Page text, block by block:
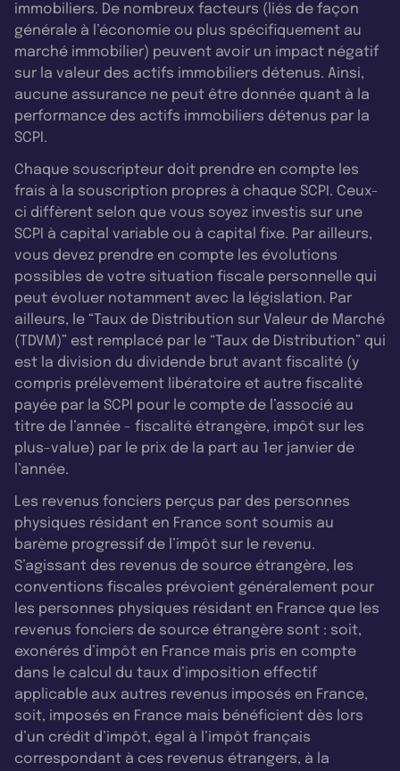
immobiliers. De nombreux facteurs (liés de façon
générale à l’économie ou plus spécifiquement au
marché immobilier) peuvent avoir un impact négatif
sur la valeur des actifs immobiliers détenus. Ainsi,
aucune assurance ne peut être donnée quant à la
performance des actifs immobiliers détenus par la
SCPI.
Chaque souscripteur doit prendre en compte les
frais à la souscription propres à chaque SCPI. Ceux-
ci diffèrent selon que vous soyez investis sur une
SCPI à capital variable ou à capital fixe. Par ailleurs,
vous devez prendre en compte les évolutions
possibles de votre situation fiscale personnelle qui
peut évoluer notamment avec la législation. Par
ailleurs, le “Taux de Distribution sur Valeur de Marché
(TDVM)” est remplacé par le “Taux de Distribution” qui
est la division du dividende brut avant fiscalité (y
compris prélèvement libératoire et autre fiscalité
payée par la SCPI pour le compte de l’associé au
titre de l’année - fiscalité étrangère, impôt sur les
plus-value) par le prix de la part au 1er janvier de
l’année.
Les revenus fonciers perçus par des personnes
physiques résidant en France sont soumis au
barème progressif de l’impôt sur le revenu.
S’agissant des revenus de source étrangère, les
conventions fiscales prévoient généralement pour
les personnes physiques résidant en France que les
revenus fonciers de source étrangère sont : soit,
exonérés d’impôt en France mais pris en compte
dans le calcul du taux d’imposition effectif
applicable aux autres revenus imposés en France,
soit, imposés en France mais bénéficient dès lors
d’un crédit d’impôt, égal à l’impôt français
correspondant à ces revenus étrangers, à la